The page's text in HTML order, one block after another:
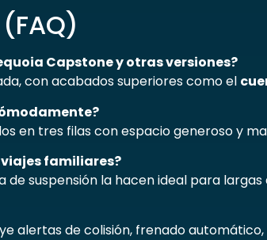
Capstone y otras versiones?
con acabados superiores como el
en tres filas con espacio generoso y
familiares?
suspensión la hacen ideal para largas
alertas de colisión, frenado